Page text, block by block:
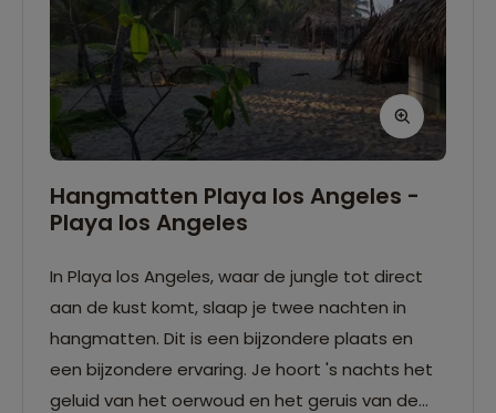
Hangmatten Playa los Angeles -
Playa los Angeles
In Playa los Angeles, waar de jungle tot direct
aan de kust komt, slaap je twee nachten in
hangmatten. Dit is een bijzondere plaats en
een bijzondere ervaring. Je hoort 's nachts het
geluid van het oerwoud en het geruis van de